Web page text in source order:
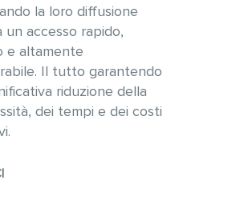
la loro diffusione
un accesso rapido,
e altamente
Il tutto garantendo
riduzione della
dei tempi e dei costi